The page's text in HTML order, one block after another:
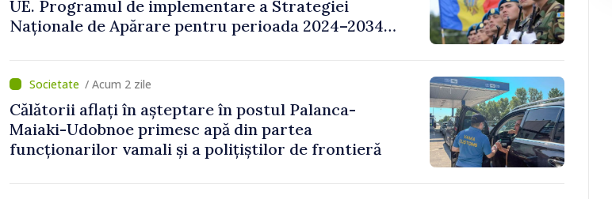
UE. Programul de implementare a Strategiei
Naționale de Apărare pentru perioada 2024–2034,
/ Acum 2 zile
Călătorii aflați în așteptare în postul Palanca-
Maiaki-Udobnoe primesc apă din partea
funcționarilor vamali și a polițiștilor de frontieră